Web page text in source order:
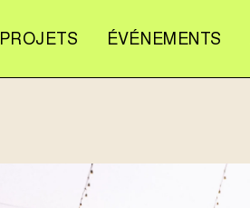
PROJETS ÉVÉNEMENTS